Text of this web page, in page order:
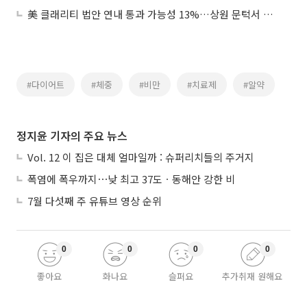
美 클래리티 법안 연내 통과 가능성 13%…상원 문턱서 제동
#다이어트 #체중 #비만 #치료제 #알약
정지윤 기자의 주요 뉴스
Vol. 12 이 집은 대체 얼마일까 : 슈퍼리치들의 주거지
폭염에 폭우까지⋯낮 최고 37도ㆍ동해안 강한 비
7월 다섯째 주 유튜브 영상 순위
좋아요
0
화나요
0
슬퍼요
0
추가취재 원해요
0